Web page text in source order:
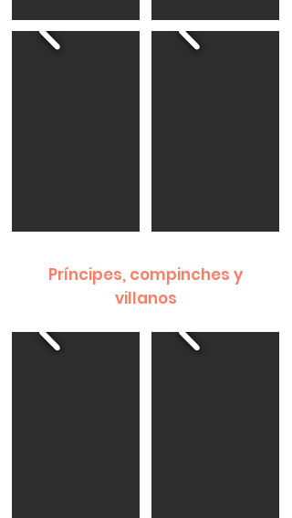
Príncipes, compinches y
villanos